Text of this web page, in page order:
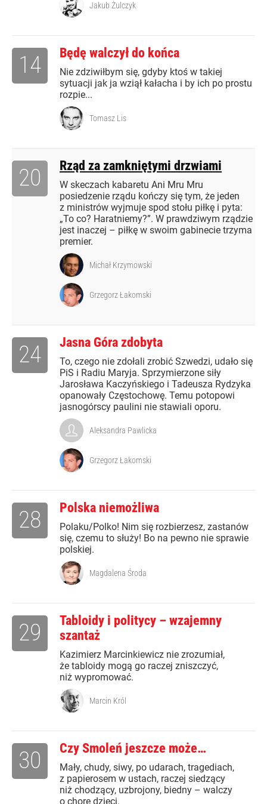
Jakub Żulczyk
Będę walczył do końca
Nie zdziwiłbym się, gdyby ktoś w takiej
sytuacji jak ja wziął kałacha i by ich po prostu
rozpie...
14
Tomasz Lis
Rząd za zamkniętymi drzwiami
W skeczach kabaretu Ani Mru Mru
posiedzenie rządu kończy się tym, że jeden
z ministrów wyjmuje spod stołu piłkę i pyta:
„To co? Haratniemy?”. W prawdziwym rządzie
jest inaczej – piłkę w swoim gabinecie trzyma
premier.
20
Michał Krzymowski
Grzegorz Łakomski
Jasna Góra zdobyta
To, czego nie zdołali zrobić Szwedzi, udało się
PiS i Radiu Maryja. Sprzymierzone siły
Jarosława Kaczyńskiego i Tadeusza Rydzyka
opanowały Częstochowę. Temu potopowi
jasnogórscy paulini nie stawiali oporu.
24
Aleksandra Pawlicka
Grzegorz Łakomski
Polska niemożliwa
Polaku/Polko! Nim się rozbierzesz, zastanów
się, czemu to służy! Bo na pewno nie sprawie
polskiej.
28
Magdalena Środa
Tabloidy i politycy – wzajemny
szantaż
Kazimierz Marcinkiewicz nie zrozumiał,
że tabloidy mogą go raczej zniszczyć,
niż wypromować.
29
Marcin Król
Czy Smoleń jeszcze może…
Mały, chudy, siwy, po udarach, tragediach,
z papierosem w ustach, raczej siedzący
niż chodzący, uzbrojony, biedny – walczy
o chore dzieci.
30